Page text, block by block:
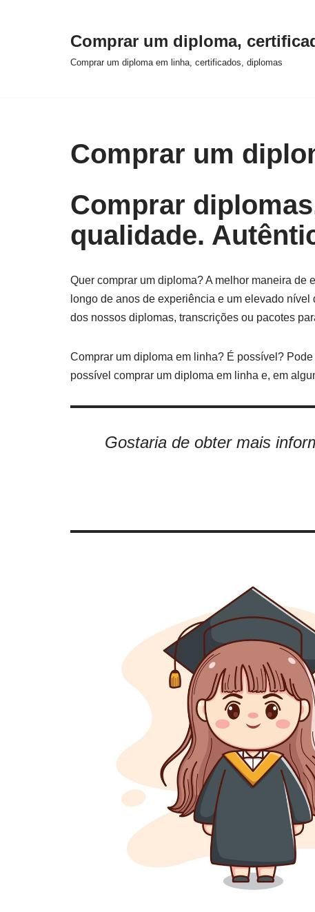
Comprar um diploma,
Comprar um diploma em linha, certificados, diplomas
Comprar um
Comprar
qualidade.
Quer comprar um diploma? A melhor maneira
longo de anos de experiência e um elevado
dos nossos diplomas, transcrições ou pacotes
Comprar um diploma em linha? É possível?
possível comprar um diploma em linha e, em
Gostaria de obter mais